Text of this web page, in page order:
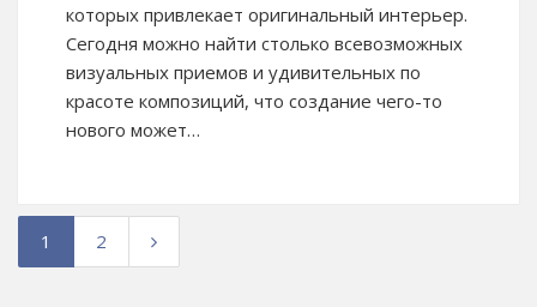
которых привлекает оригинальный интерьер.
Сегодня можно найти столько всевозможных
визуальных приемов и удивительных по
красоте композиций, что создание чего-то
нового может…
1 2